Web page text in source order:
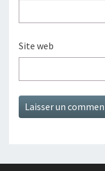
Site web